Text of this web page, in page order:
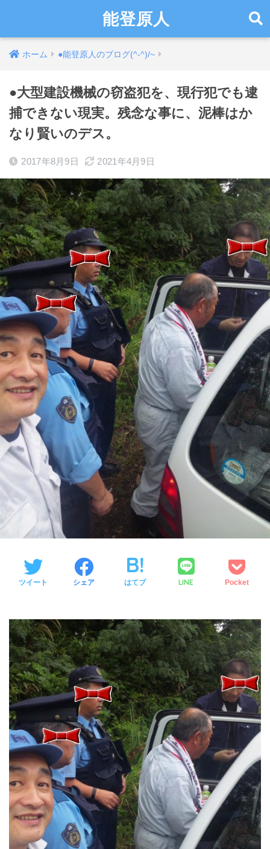
能登原人
ホーム ●能登原人のブログ(^-^)/~
●大型建設機械の窃盗犯を、現行犯でも逮
捕できない現実。残念な事に、泥棒はか
なり賢いのデス。
2017年8月9日 2021年4月9日
ツイート シェア はてブ LINE Pocket